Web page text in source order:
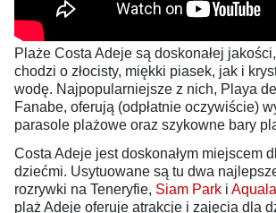
Plaże Costa Adeje są doskonałej
chodzi o złocisty, miękki piasek, jak i
wodę. Najpopularniejsze z nich, Playa
Fanabe, oferują (odpłatnie oczywiście)
parasole plażowe oraz szykowne bary
Costa Adeje jest doskonałym miejscem
dziećmi. Usytuowane są tu dwa
rozrywki na Teneryfie, Siam Park i
plaż Adeje oferuje atrakcje i zajęcia dla